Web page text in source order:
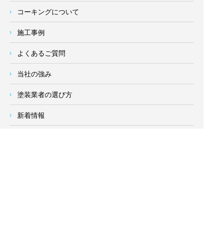
コーキングについて
施工事例
よくあるご質問
当社の強み
塗装業者の選び方
新着情報